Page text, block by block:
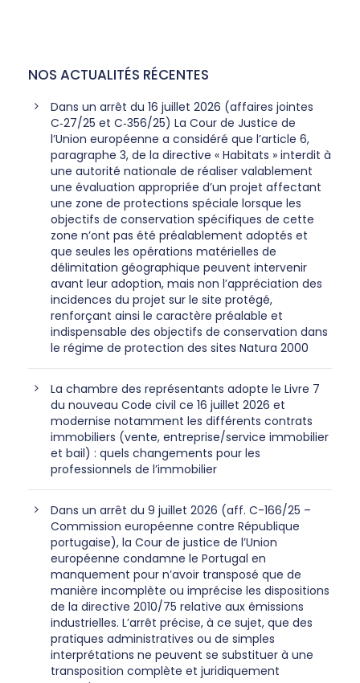
NOS ACTUALITÉS RÉCENTES
Dans un arrêt du 16 juillet 2026 (affaires jointes
C‑27/25 et C‑356/25) La Cour de Justice de
l’Union européenne a considéré que l’article 6,
paragraphe 3, de la directive « Habitats » interdit à
une autorité nationale de réaliser valablement
une évaluation appropriée d’un projet affectant
une zone de protections spéciale lorsque les
objectifs de conservation spécifiques de cette
zone n’ont pas été préalablement adoptés et
que seules les opérations matérielles de
délimitation géographique peuvent intervenir
avant leur adoption, mais non l’appréciation des
incidences du projet sur le site protégé,
renforçant ainsi le caractère préalable et
indispensable des objectifs de conservation dans
le régime de protection des sites Natura 2000
La chambre des représentants adopte le Livre 7
du nouveau Code civil ce 16 juillet 2026 et
modernise notamment les différents contrats
immobiliers (vente, entreprise/service immobilier
et bail) : quels changements pour les
professionnels de l’immobilier
Dans un arrêt du 9 juillet 2026 (aff. C-166/25 –
Commission européenne contre République
portugaise), la Cour de justice de l’Union
européenne condamne le Portugal en
manquement pour n’avoir transposé que de
manière incomplète ou imprécise les dispositions
de la directive 2010/75 relative aux émissions
industrielles. L’arrêt précise, à ce sujet, que des
pratiques administratives ou de simples
interprétations ne peuvent se substituer à une
transposition complète et juridiquement